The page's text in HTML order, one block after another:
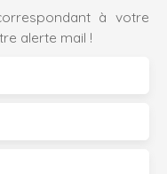
à votre
alerte mail !